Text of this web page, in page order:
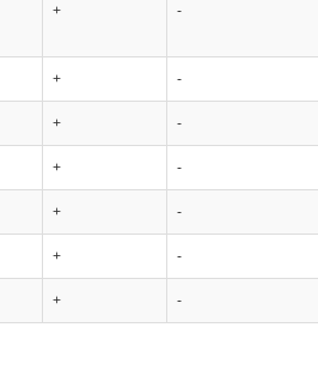
+ -
+ -
+ -
+ -
+ -
+ -
+ -